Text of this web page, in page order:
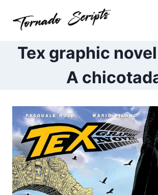
para
Conteúdo
Tex graphic
A